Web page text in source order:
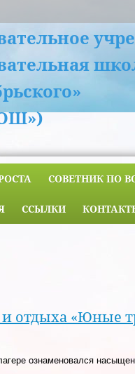
СОВЕТНИК ПО
ССЫЛКИ
и отдыха «Юные
ознаменовался